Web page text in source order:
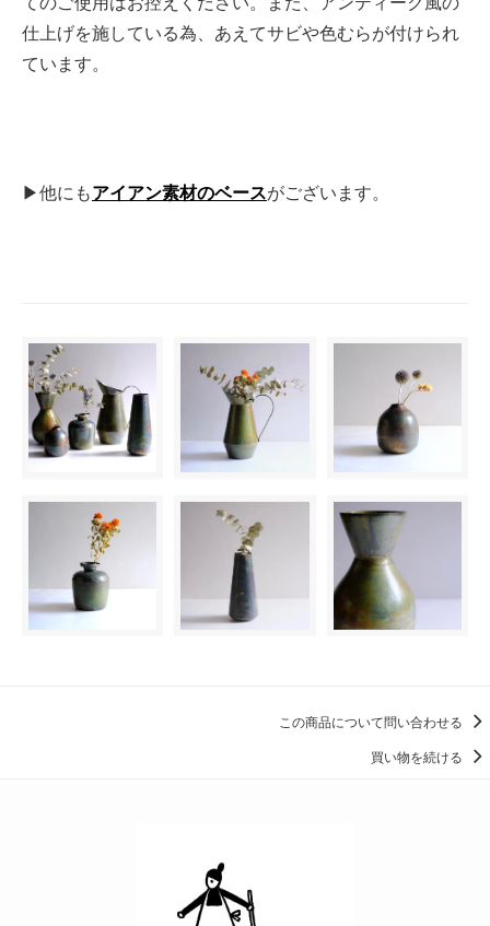
仕上げを施している為、あえてサビや色むらが付けられ
ています。
▶他にもアイアン素材のベースがございます。
この商品について問い合わせる
買い物を続ける